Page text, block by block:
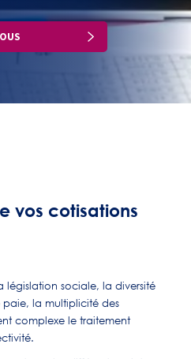
vos cotisations
législation sociale, la diversité
paie, la multiplicité des
complexe le traitement